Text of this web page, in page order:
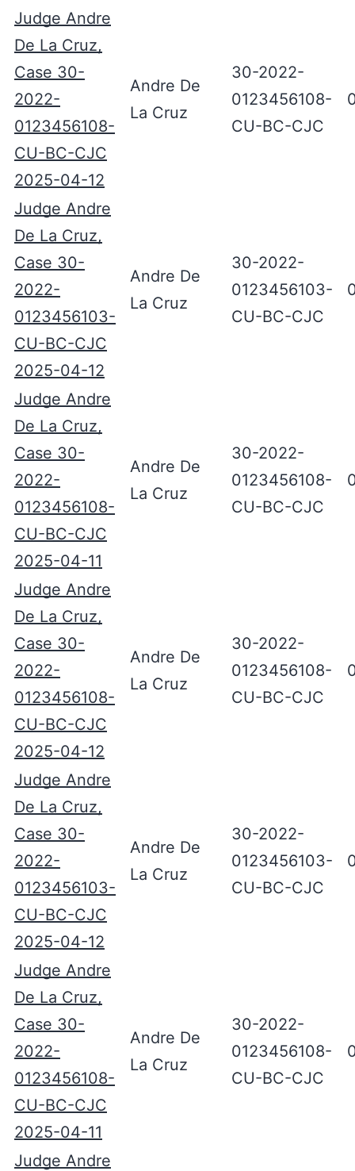
Judge Andre
De La Cruz,
Case 30-
2022-
0123456108-
CU-BC-CJC
2025-04-12
Andre De
La Cruz
30-2022-
0123456108-
CU-BC-CJC
Judge Andre
De La Cruz,
Case 30-
2022-
0123456103-
CU-BC-CJC
2025-04-12
Andre De
La Cruz
30-2022-
0123456103-
CU-BC-CJC
Judge Andre
De La Cruz,
Case 30-
2022-
0123456108-
CU-BC-CJC
2025-04-11
Andre De
La Cruz
30-2022-
0123456108-
CU-BC-CJC
Judge Andre
De La Cruz,
Case 30-
2022-
0123456108-
CU-BC-CJC
2025-04-12
Andre De
La Cruz
30-2022-
0123456108-
CU-BC-CJC
Judge Andre
De La Cruz,
Case 30-
2022-
0123456103-
CU-BC-CJC
2025-04-12
Andre De
La Cruz
30-2022-
0123456103-
CU-BC-CJC
Judge Andre
De La Cruz,
Case 30-
2022-
0123456108-
CU-BC-CJC
2025-04-11
Andre De
La Cruz
30-2022-
0123456108-
CU-BC-CJC
Judge Andre